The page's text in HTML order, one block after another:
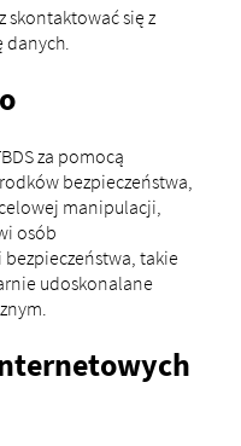
skontaktować się z
za pomocą
bezpieczeństwa,
manipulacji,
osób
takie
udoskonalane